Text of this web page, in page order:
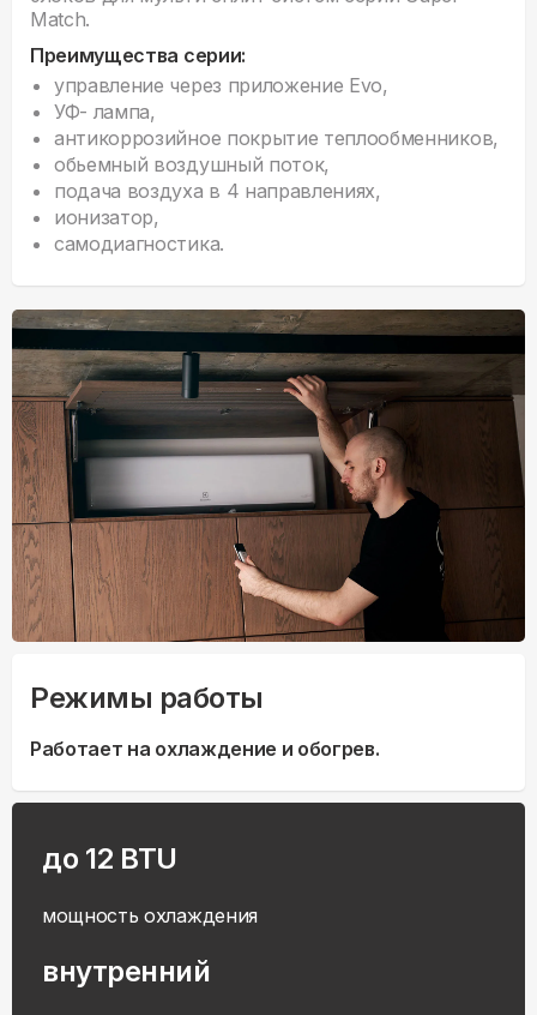
Match.
Преимущества серии:
управление через приложение Evo,
УФ- лампа,
антикоррозийное покрытие теплообменников,
обьемный воздушный поток,
подача воздуха в 4 направлениях,
ионизатор,
самодиагностика.
Режимы работы
Работает на охлаждение и обогрев.
до 12 BTU
мощность охлаждения
внутренний